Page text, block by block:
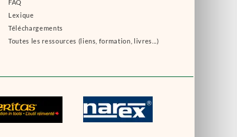
FAQ
Lexique
Téléchargements
Toutes les ressources (liens, formation, livres...)